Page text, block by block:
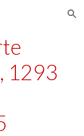
Skip to navigation
1293